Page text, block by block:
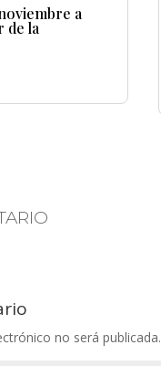
a
de la
no será publicada.